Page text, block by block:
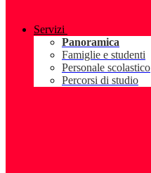
Servizi
Panoramica
Famiglie e studenti
Personale scolastico
Percorsi di studio